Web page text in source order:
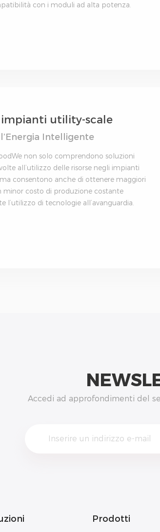
con i moduli ad alta potenza.
impianti utility-scale
Intelligente
non solo comprendono soluzioni
all’utilizzo delle risorse negli impianti
consentono anche di ottenere maggiori
minor costo di produzione costante
l’utilizzo di tecnologie all’avanguardia.
Accedi ad approfondimenti del
Prodotti